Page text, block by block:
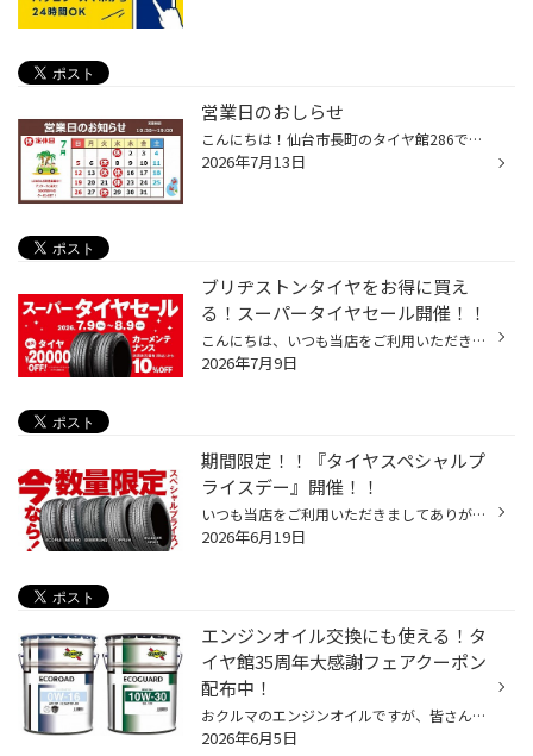
営業日のおしらせ
こんにちは！仙台市長町のタイヤ館286です！ 通常は火曜日に定休日を頂いている当店ですが 七月は若干変則的な営業日程になります 今週は14（火）15（水）と連休になりますので お間違えの無いようご来店頂ければと思います！
2026年7月13日
ブリヂストンタイヤをお得に買え
る！スーパータイヤセール開催！！
こんにちは、いつも当店をご利用いただきましてありがとうございます。 コクピット・タイヤ館では、ブリヂストンタイヤをお得に買える！ スーパータイヤセールを7月9日(木)から8月9日(日)まで開催いたします！ ブリヂストンのタイヤを4本ご購入で最大20,000円引き！ タイヤをお得にご購入頂けるチャ...
2026年7月9日
期間限定！！『タイヤスペシャルプ
ライスデー』開催！！
いつも当店をご利用いただきましてありがとうございます。 6/19(金)～6/28(日)まで、コクピット・タイヤ館におきまして、 期間限定！ サイズ限定！！ 数量限定！！！ お得にお買い求めいただける、「タイヤスペシャルプライスデー」がスタートします！ お得なタイヤのご紹介！！ ワゴンR、N-BOX、タ...
2026年6月19日
エンジンオイル交換にも使える！タ
イヤ館35周年大感謝フェアクーポン
配布中！
おクルマのエンジンオイルですが、皆さん定期的に交換していらっしゃいますか？ 現在、コクピット・タイヤ館では6/21(日)まで、タイヤ館35周年の大感謝キャンペーンを開催中です。 期間中にエンジンオイルなどのメンテナンス商品が10％OFFになるクーポンやウォッシャー液の 無料補充チケットなど、...
2026年6月5日